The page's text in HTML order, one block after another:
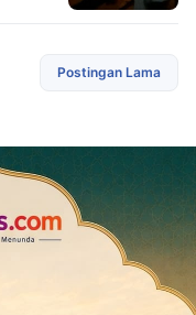
Postingan Lama